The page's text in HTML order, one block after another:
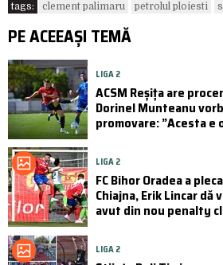
tags: clement palimaru petrolul ploiesti
PE ACEEAȘI TEMĂ
LIGA 2
ACSM Reșița are
Dorinel Munteanu
promovare: ”Acesta e
LIGA 2
FC Bihor Oradea a
Chiajna, Erik Lincar dă
avut din nou penalty
LIGA 2